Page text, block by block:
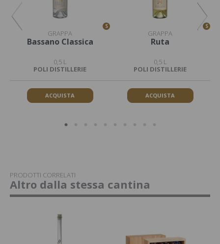
S
GRAPPA
Bassano Classica
0,5 L
POLI DISTILLERIE
ACQUISTA
S
GRAPPA
Ruta
0,5 L
POLI DISTILLERIE
ACQUISTA
PRODOTTI CORRELATI
Altro dalla stessa cantina